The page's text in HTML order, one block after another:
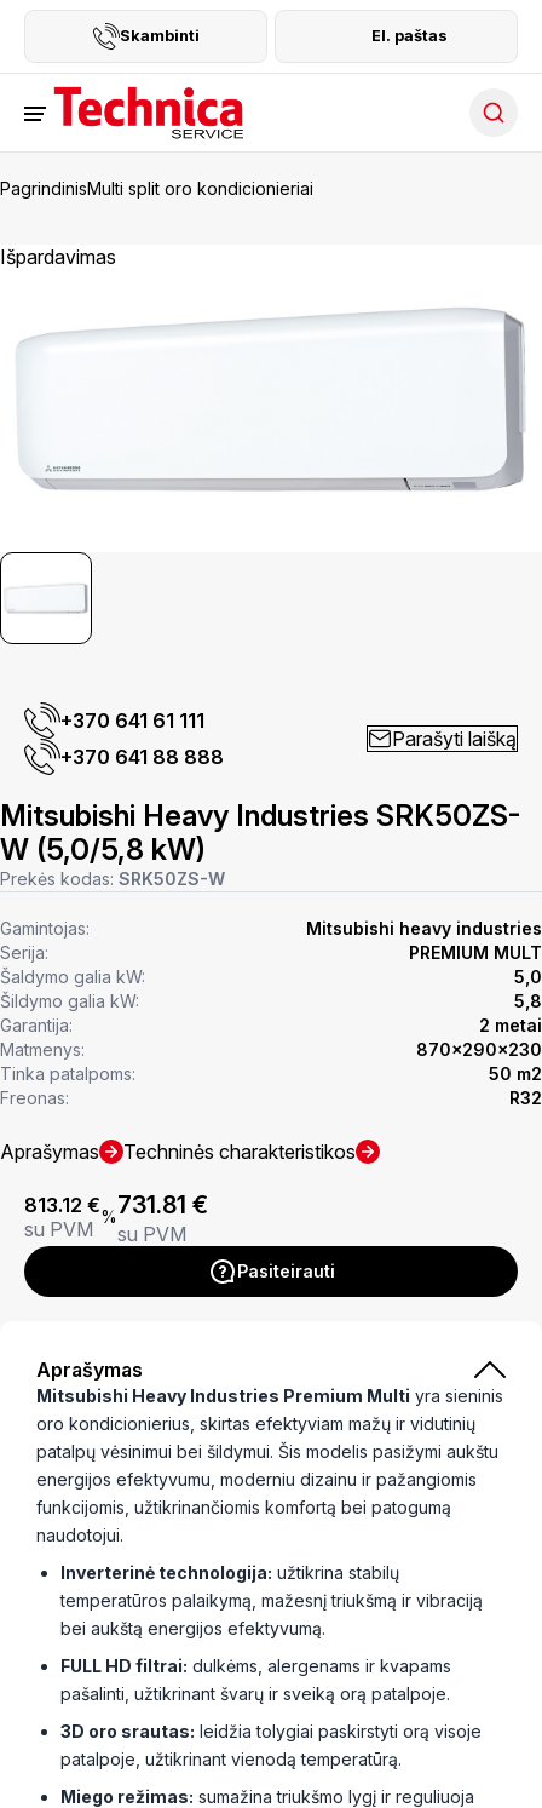
Skambinti El. paštas
PagrindinisMulti split oro kondicionieriai
Išpardavimas
+370 641 61 111
+370 641 88 888
Parašyti laišką
Mitsubishi Heavy Industries SRK50ZS-
W (5,0/5,8 kW)
Prekės kodas: SRK50ZS-W
Gamintojas:
Mitsubishi heavy industries
Serija:
PREMIUM MULT
Šaldymo galia kW:
5,0
Šildymo galia kW:
5,8
Garantija:
2 metai
Matmenys:
870x290x230
Tinka patalpoms:
50 m2
Freonas:
R32
Aprašymas Techninės charakteristikos
813.12 €
su PVM
%731.81 €
su PVM
Pasiteirauti
Aprašymas
Mitsubishi Heavy Industries Premium Multi yra sieninis
oro kondicionierius, skirtas efektyviam mažų ir vidutinių
patalpų vėsinimui bei šildymui. Šis modelis pasižymi aukštu
energijos efektyvumu, moderniu dizainu ir pažangiomis
funkcijomis, užtikrinančiomis komfortą bei patogumą
naudotojui.
Inverterinė technologija: užtikrina stabilų
temperatūros palaikymą, mažesnį triukšmą ir vibraciją
bei aukštą energijos efektyvumą.
FULL HD filtrai: dulkėms, alergenams ir kvapams
pašalinti, užtikrinant švarų ir sveiką orą patalpoje.
3D oro srautas: leidžia tolygiai paskirstyti orą visoje
patalpoje, užtikrinant vienodą temperatūrą.
Miego režimas: sumažina triukšmo lygį ir reguliuoja